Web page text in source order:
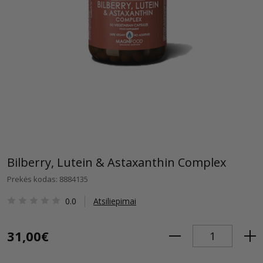
Bilberry, Lutein & Astaxanthin Complex
Prekės kodas: 8884135
0.0 Atsiliepimai
31,00€